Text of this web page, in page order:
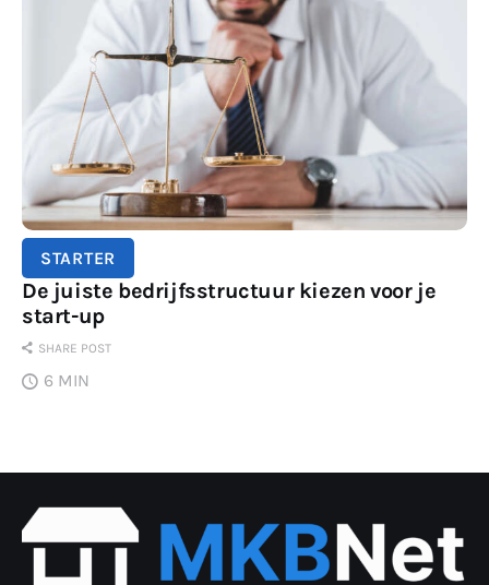
Starter
STARTER
De juiste bedrijfsstructuur kiezen voor je
start-up
SHARE POST
6 MIN